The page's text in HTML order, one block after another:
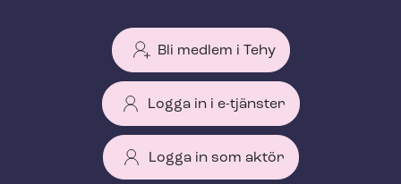
Bli medlem i Tehy
Logga in i e-tjänster
Logga in som aktör